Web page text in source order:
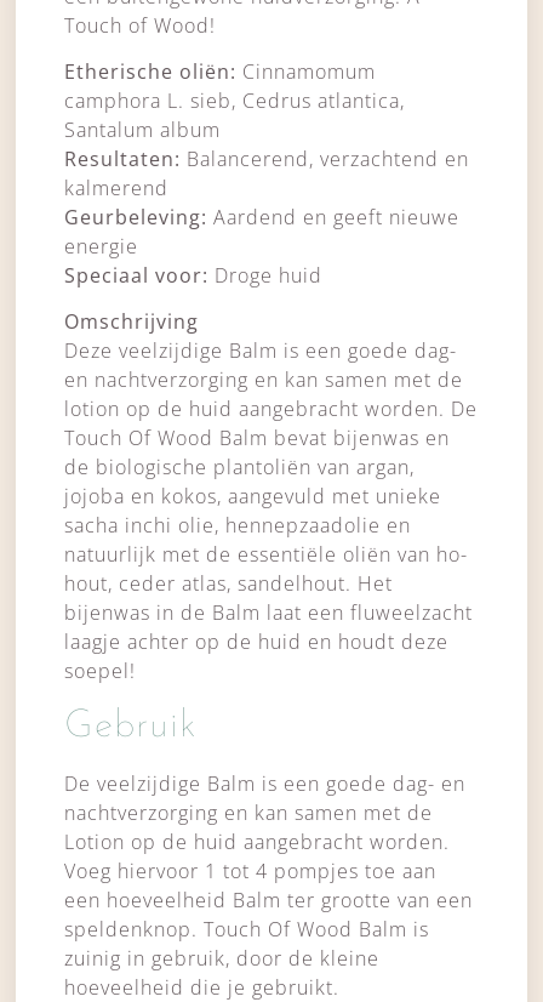
Touch of Wood!
Etherische oliën: Cinnamomum
camphora L. sieb, Cedrus atlantica,
Santalum album
Resultaten: Balancerend, verzachtend en
kalmerend
Geurbeleving: Aardend en geeft nieuwe
energie
Speciaal voor: Droge huid
Omschrijving
Deze veelzijdige Balm is een goede dag-
en nachtverzorging en kan samen met de
lotion op de huid aangebracht worden. De
Touch Of Wood Balm bevat bijenwas en
de biologische plantoliën van argan,
jojoba en kokos, aangevuld met unieke
sacha inchi olie, hennepzaadolie en
natuurlijk met de essentiële oliën van ho-
hout, ceder atlas, sandelhout. Het
bijenwas in de Balm laat een fluweelzacht
laagje achter op de huid en houdt deze
soepel!
Gebruik
De veelzijdige Balm is een goede dag- en
nachtverzorging en kan samen met de
Lotion op de huid aangebracht worden.
Voeg hiervoor 1 tot 4 pompjes toe aan
een hoeveelheid Balm ter grootte van een
speldenknop. Touch Of Wood Balm is
zuinig in gebruik, door de kleine
hoeveelheid die je gebruikt.